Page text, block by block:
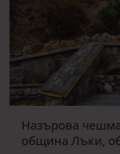
Назърова
община Лъки,